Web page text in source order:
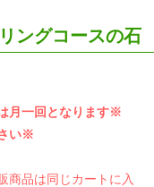
ングコースの石
月一回となります※
い※
商品は同じカートに入